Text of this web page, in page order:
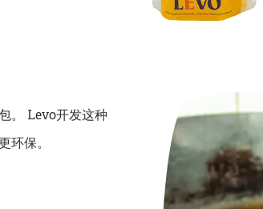
。 Levo开发这种
环保。